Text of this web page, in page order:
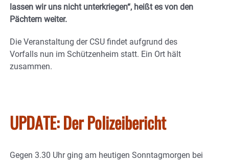
lassen wir uns nicht unterkriegen“, heißt es von den
Pächtern weiter.
Die Veranstaltung der CSU findet aufgrund des
Vorfalls nun im Schützenheim statt. Ein Ort hält
zusammen.
UPDATE: Der Polizeibericht
Gegen 3.30 Uhr ging am heutigen Sonntagmorgen bei